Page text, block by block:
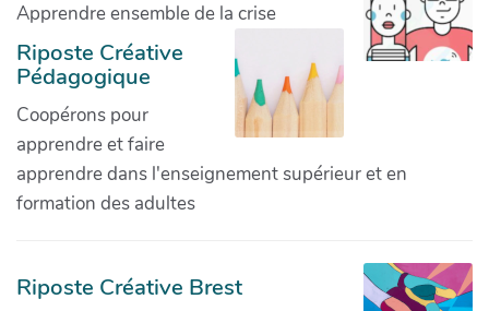
Apprendre ensemble de la crise
Riposte Créative
Pédagogique
Coopérons pour
apprendre et faire
apprendre dans l'enseignement supérieur et en
formation des adultes
Riposte Créative Brest